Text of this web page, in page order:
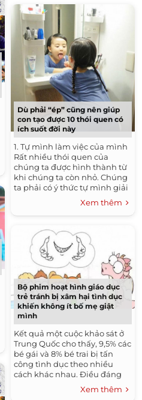
Dù phải “ép” cũng nên giúp
con tạo được 10 thói quen có
ích suốt đời này
1. Tự mình làm việc của mình
Rất nhiều thói quen của
chúng ta được hình thành từ
khi chúng ta còn nhỏ. Chúng
ta phải có ý thức tự mình giải
quyết những việc của mình
Xem thêm
Bộ phim hoạt hình giáo dục
trẻ tránh bị xâm hại tình dục
khiến không ít bố mẹ giật
mình
Kết quả một cuộc khảo sát ở
Trung Quốc cho thấy, 9,5% các
bé gái và 8% bé trai bị tấn
công tình dục theo nhiều
cách khác nhau. Điều đáng
chú ý là các bé có nguy cơ trở
thành nạn nhân từ chính...
Xem thêm